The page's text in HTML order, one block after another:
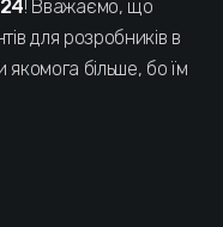
! Вважаємо, що
для розробників в
якомога більше, бо їм